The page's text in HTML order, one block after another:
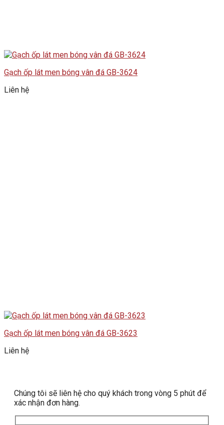
Gạch ốp lát men bóng vân đá GB-3624
Liên hệ
Gạch ốp lát men bóng vân đá GB-3623
Liên hệ
Chúng tôi sẽ liên hệ cho quý khách trong vòng 5 phút để
xác nhận đơn hàng.